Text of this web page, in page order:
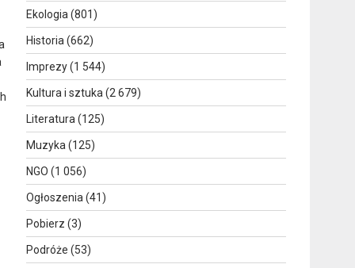
Ekologia (801)
Historia (662)
Imprezy(1 544)
Kultura i sztuka (2 679)
Literatura (125)
Muzyka (125)
NGO (1 056)
Ogłoszenia (41)
Pobierz (3)
Podróże (53)